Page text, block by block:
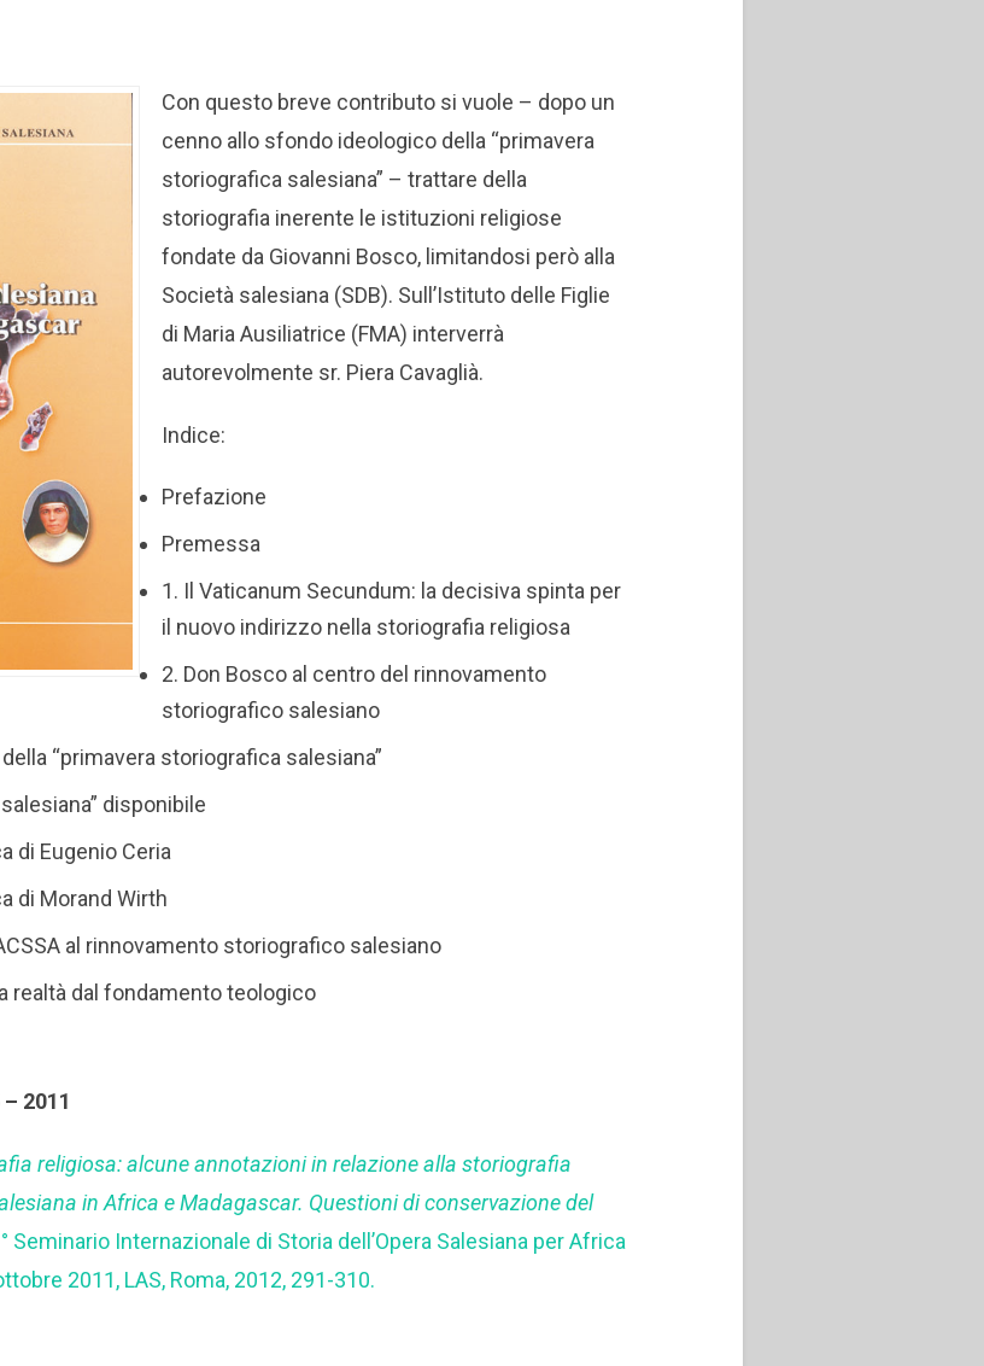
Con questo breve contributo si vuole – dopo un
cenno allo sfondo ideologico della “primavera
storiografica salesiana” – trattare della
storiografia inerente le istituzioni religiose
fondate da Giovanni Bosco, limitandosi però alla
Società salesiana (SDB). Sull’Istituto delle Figlie
di Maria Ausiliatrice (FMA) interverrà
autorevolmente sr. Piera Cavaglià.
Indice:
Prefazione
Premessa
1. Il Vaticanum Secundum: la decisiva spinta per
il nuovo indirizzo nella storiografia religiosa
2. Don Bosco al centro del rinnovamento
storiografico salesiano
“primavera storiografica salesiana”
disponibile
di Eugenio Ceria
di Morand Wirth
al rinnovamento storiografico salesiano
realtà dal fondamento teologico
2011
religiosa: alcune annotazioni in relazione alla storiografia
in Africa e Madagascar. Questioni di conservazione del
Seminario Internazionale di Storia dell’Opera Salesiana per Africa
2011, LAS, Roma, 2012, 291-310.